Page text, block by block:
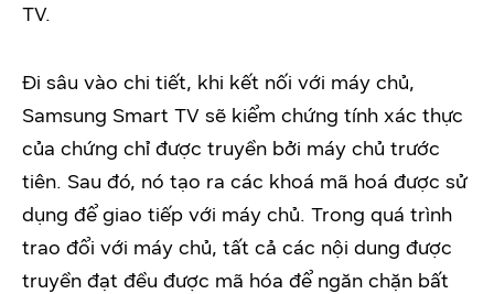
TV.
Đi sâu vào chi tiết, khi kết nối với máy chủ,
Samsung Smart TV sẽ kiểm chứng tính xác thực
của chứng chỉ được truyền bởi máy chủ trước
tiên. Sau đó, nó tạo ra các khoá mã hoá được sử
dụng để giao tiếp với máy chủ. Trong quá trình
trao đổi với máy chủ, tất cả các nội dung được
truyền đạt đều được mã hóa để ngăn chặn bất